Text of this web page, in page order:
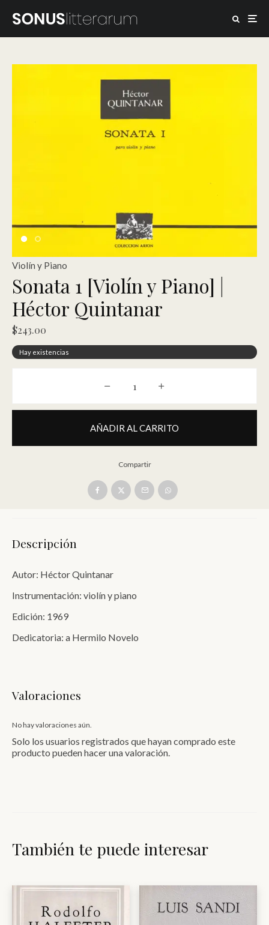
Violín y Piano
Sonata 1 [Violín y Piano] |
Héctor Quintanar
$243.00
Hay existencias
Sonata 1 [Violín y Piano] | Héctor
AÑADIR AL CARRITO
Compartir
Descripción
Autor: Héctor Quintanar
Instrumentación: violín y piano
Edición: 1969
Dedicatoria: a Hermilo Novelo
Valoraciones
No hay valoraciones aún.
Solo los usuarios registrados que hayan comprado este
producto pueden hacer una valoración.
También te puede interesar